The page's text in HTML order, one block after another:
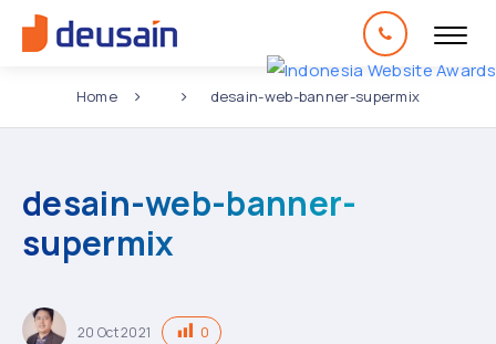
Home desain-web-banner-supermix
desain-web-banner-
supermix
20 Oct2021 0